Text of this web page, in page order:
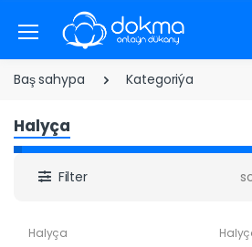
Baş sahypa Kategoriýa
Halyça
Filter
Halyça